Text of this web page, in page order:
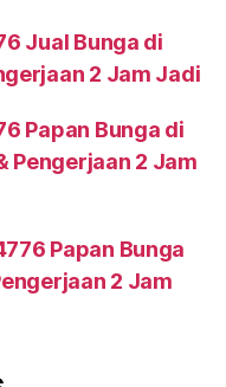
Jual Bunga di
2 Jam Jadi
Papan Bunga di
Pengerjaan 2 Jam
Papan Bunga
2 Jam